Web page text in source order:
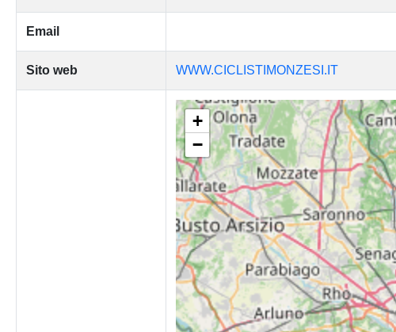
Email
Sito web WWW.CICLISTIMONZESI.IT
+
−